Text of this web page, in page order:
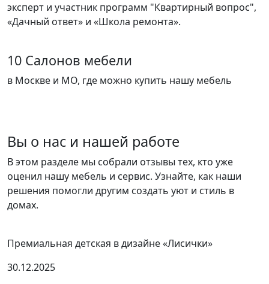
эксперт и участник программ "Квартирный вопрос",
«Дачный ответ» и «Школа ремонта».
10 Салонов мебели
в Москве и МО, где можно купить нашу мебель
Вы о нас и нашей работе
В этом разделе мы собрали отзывы тех, кто уже
оценил нашу мебель и сервис. Узнайте, как наши
решения помогли другим создать уют и стиль в
домах.
Премиальная детская в дизайне «Лисички»
30.12.2025